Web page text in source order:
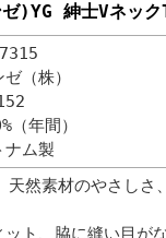
ゼ)YG 紳士Vネッ
（株）
（年間）
ナム製
天然素材のやさし
ト、脇に縫い目が